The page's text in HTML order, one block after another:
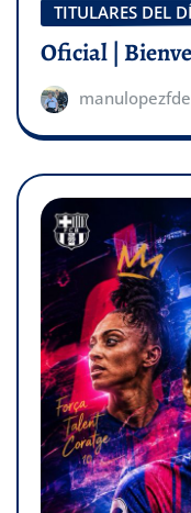
TITULARES DEL
Oficial |